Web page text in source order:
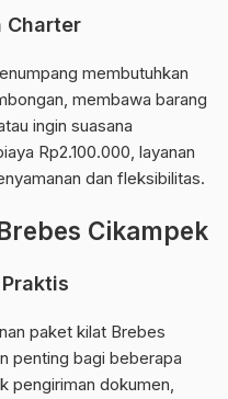
Charter
membutuhkan
membawa barang
ingin suasana
Rp2.100.000, layanan
dan fleksibilitas.
Cikampek
paket kilat Brebes
penting bagi beberapa
pengiriman dokumen,